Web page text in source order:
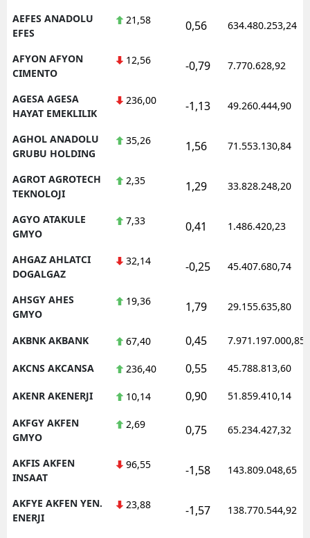
Isparta
İzmir
Kars
Kırklareli
Konya
Kütahya
Malatya
Manisa
Kahramanmaraş
Muş
AEFES ANADOLU
EFES
21,58 0,56 634.480.253,24
AFYON AFYON
CIMENTO
12,56 -0,79 7.770.628,92
AGESA AGESA
HAYAT EMEKLILIK
236,00 -1,13 49.260.444,90
AGHOL ANADOLU
GRUBU HOLDING
35,26 1,56 71.553.130,84
AGROT AGROTECH
TEKNOLOJI
2,35 1,29 33.828.248,20
AGYO ATAKULE
GMYO
7,33 0,41 1.486.420,23
AHGAZ AHLATCI
DOGALGAZ
32,14 -0,25 45.407.680,74
AHSGY AHES
GMYO
19,36 1,79 29.155.635,80
AKBNK AKBANK 67,40 0,45 7.971.197.000,85
AKCNS AKCANSA 236,40 0,55 45.788.813,60
AKENR AKENERJI 10,14 0,90 51.859.410,14
AKFGY AKFEN
GMYO
2,69 0,75 65.234.427,32
AKFIS AKFEN
INSAAT
96,55 -1,58 143.809.048,65
AKFYE AKFEN YEN.
ENERJI
23,88 -1,57 138.770.544,92